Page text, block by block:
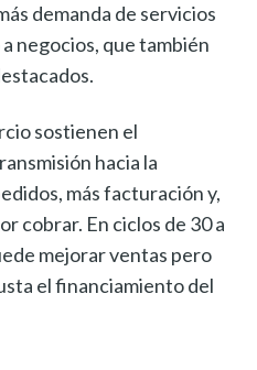
demanda de servicios
negocios, que también
sostienen el
hacia la
más facturación y,
cobrar. En ciclos de 30 a
mejorar ventas pero
el financiamiento del